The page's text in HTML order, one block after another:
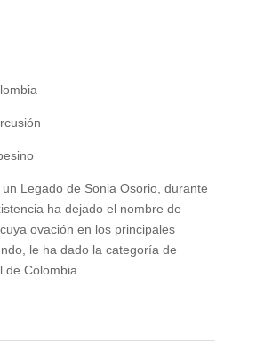
Legado de Sonia Osorio, durante
ha dejado el nombre de
ovación en los principales
le ha dado la categoría de
Colombia.